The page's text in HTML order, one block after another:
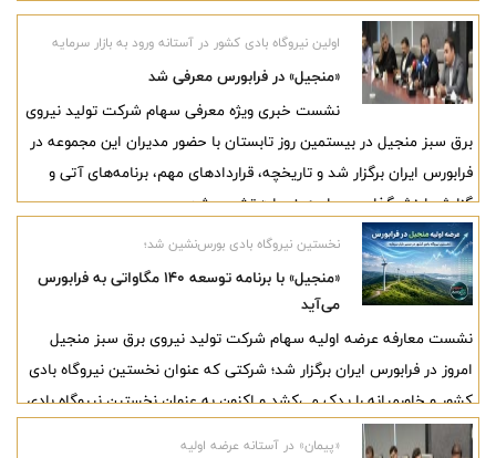
برگزار شد و اعضای جدید هیئت‌مدیره فرابورس ایران انتخاب شدند.
اولین نیروگاه بادی کشور در آستانه ورود به بازار سرمایه
«منجیل» در فرابورس معرفی شد
نشست خبری ویژه معرفی سهام شرکت تولید نیروی
برق سبز منجیل در بیستمین روز تابستان با حضور مدیران این مجموعه در
فرابورس ایران برگزار شد و تاریخچه، قراردادهای مهم، برنامه‌های آتی و
گزارش ارزش‌گذاری سهام «منجیل» تشریح شد.
نخستین نیروگاه بادی بورس‌نشین شد؛
«منجیل» با برنامه توسعه ۱۴۰ مگاواتی به فرابورس
می‌آید
نشست معارفه عرضه اولیه سهام شرکت تولید نیروی برق سبز منجیل
امروز در فرابورس ایران برگزار شد؛ شرکتی که عنوان نخستین نیروگاه بادی
کشور و خاورمیانه را یدک می‌کشد و اکنون به عنوان نخستین نیروگاه بادی
آماده ورود به بازار سرمایه شده است. مدیران شرکت در این نشست ضمن
«پیمان» در آستانه عرضه اولیه